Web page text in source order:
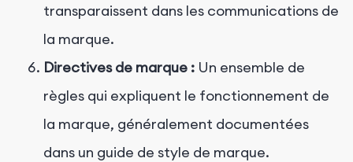
transparaissent dans les communications de
la marque.
Directives de marque : Un ensemble de
règles qui expliquent le fonctionnement de
la marque, généralement documentées
dans un guide de style de marque.